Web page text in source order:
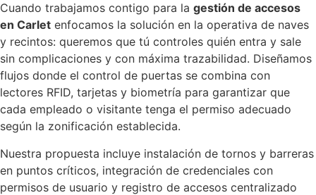
Cuando trabajamos contigo para la gestión de accesos
en Carlet enfocamos la solución en la operativa de naves
y recintos: queremos que tú controles quién entra y sale
sin complicaciones y con máxima trazabilidad. Diseñamos
flujos donde el control de puertas se combina con
lectores RFID, tarjetas y biometría para garantizar que
cada empleado o visitante tenga el permiso adecuado
según la zonificación establecida.
Nuestra propuesta incluye instalación de tornos y barreras
en puntos críticos, integración de credenciales con
permisos de usuario y registro de accesos centralizado